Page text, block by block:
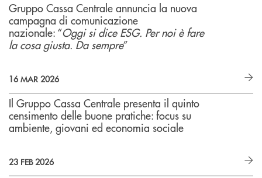
Gruppo Cassa Centrale annuncia la nuova
campagna di comunicazione
nazionale: “Oggi si dice ESG. Per noi è fare
la cosa giusta. Da sempre”
16 MAR 2026
Il Gruppo Cassa Centrale presenta il quinto
censimento delle buone pratiche: focus su
ambiente, giovani ed economia sociale
23 FEB 2026